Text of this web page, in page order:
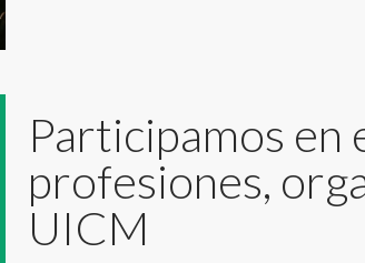
Participamos en
profesiones,
UICM